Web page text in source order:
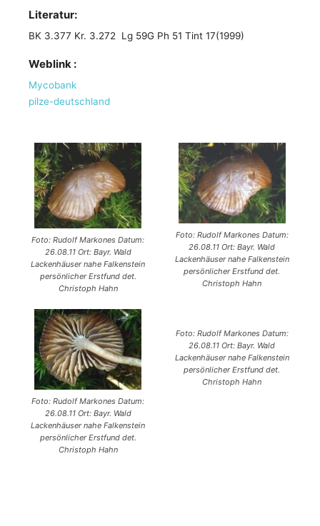
Literatur:
BK 3.377 Kr. 3.272 Lg 59G Ph 51 Tint 17(1999)
Weblink :
Mycobank
pilze-deutschland
Foto: Rudolf Markones Datum:
26.08.11 Ort: Bayr. Wald
Lackenhäuser nahe Falkenstein
persönlicher Erstfund det.
Christoph Hahn
Foto: Rudolf Markones Datum:
26.08.11 Ort: Bayr. Wald
Lackenhäuser nahe Falkenstein
persönlicher Erstfund det.
Christoph Hahn
Foto: Rudolf Markones Datum:
26.08.11 Ort: Bayr. Wald
Lackenhäuser nahe Falkenstein
persönlicher Erstfund det.
Christoph Hahn
Foto: Rudolf Markones Datum:
26.08.11 Ort: Bayr. Wald
Lackenhäuser nahe Falkenstein
persönlicher Erstfund det.
Christoph Hahn